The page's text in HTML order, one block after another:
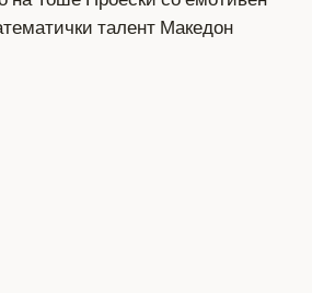
талент Македон